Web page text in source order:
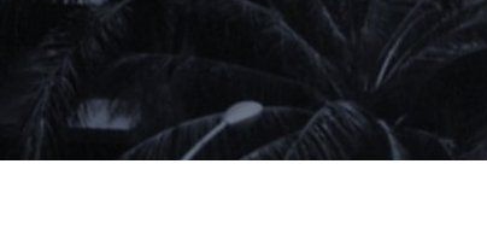
人才招募
聯絡我們
產品洽詢車
方案洽詢車